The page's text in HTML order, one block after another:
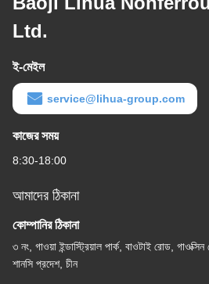
Ltd.
ই-মেইল
service@lihua-group.com
কাজের সময়
8:30-18:00
আমাদের ঠিকানা
কোম্পানির ঠিকানা
৩ নং, গাওয়া ইন্ডাস্ট্রিয়াল পার্ক, বাওটাই রোড,
শানসি প্রদেশ, চীন